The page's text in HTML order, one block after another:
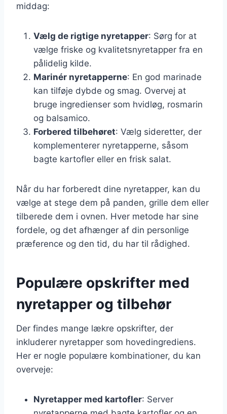
middag:
Vælg de rigtige nyretapper: Sørg for at
vælge friske og kvalitetsnyretapper fra en
pålidelig kilde.
Marinér nyretapperne: En god marinade
kan tilføje dybde og smag. Overvej at
bruge ingredienser som hvidløg, rosmarin
og balsamico.
Forbered tilbehøret: Vælg sideretter, der
komplementerer nyretapperne, såsom
bagte kartofler eller en frisk salat.
Når du har forberedt dine nyretapper, kan du
vælge at stege dem på panden, grille dem eller
tilberede dem i ovnen. Hver metode har sine
fordele, og det afhænger af din personlige
præference og den tid, du har til rådighed.
Populære opskrifter med
nyretapper og tilbehør
Der findes mange lækre opskrifter, der
inkluderer nyretapper som hovedingrediens.
Her er nogle populære kombinationer, du kan
overveje:
Nyretapper med kartofler: Server